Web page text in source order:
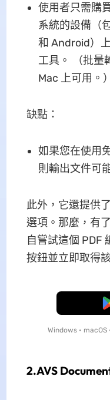
使用者只需購
系統的設備（
和 Android）
工具。 （批量
Mac 上可用。）
缺點：
如果您在使用
則輸出文件可
此外，它還提供
選項。那麼，有
自嘗試這個 PDF
按鈕並立即取得
Windows • macOS
2.AVS